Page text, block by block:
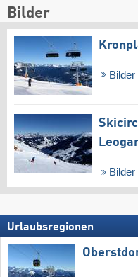
Bilder
Bilder
Bilder
Urlaubsregionen